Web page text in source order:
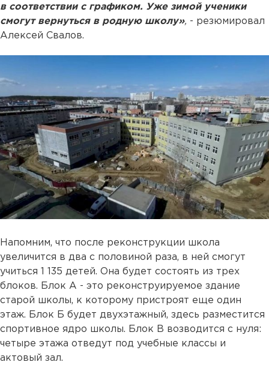
в соответствии с графиком. Уже зимой ученики
смогут вернуться в родную школу», - резюмировал
Алексей Свалов.
Напомним, что после реконструкции школа
увеличится в два с половиной раза, в ней смогут
учиться 1 135 детей. Она будет состоять из трех
блоков. Блок А - это реконструируемое здание
старой школы, к которому пристроят еще один
этаж. Блок Б будет двухэтажный, здесь разместится
спортивное ядро школы. Блок В возводится с нуля:
четыре этажа отведут под учебные классы и
актовый зал.